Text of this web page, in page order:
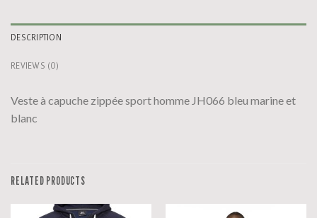
DESCRIPTION
REVIEWS (0)
Veste à capuche zippée sport homme JH066 bleu marine et
blanc
RELATED PRODUCTS